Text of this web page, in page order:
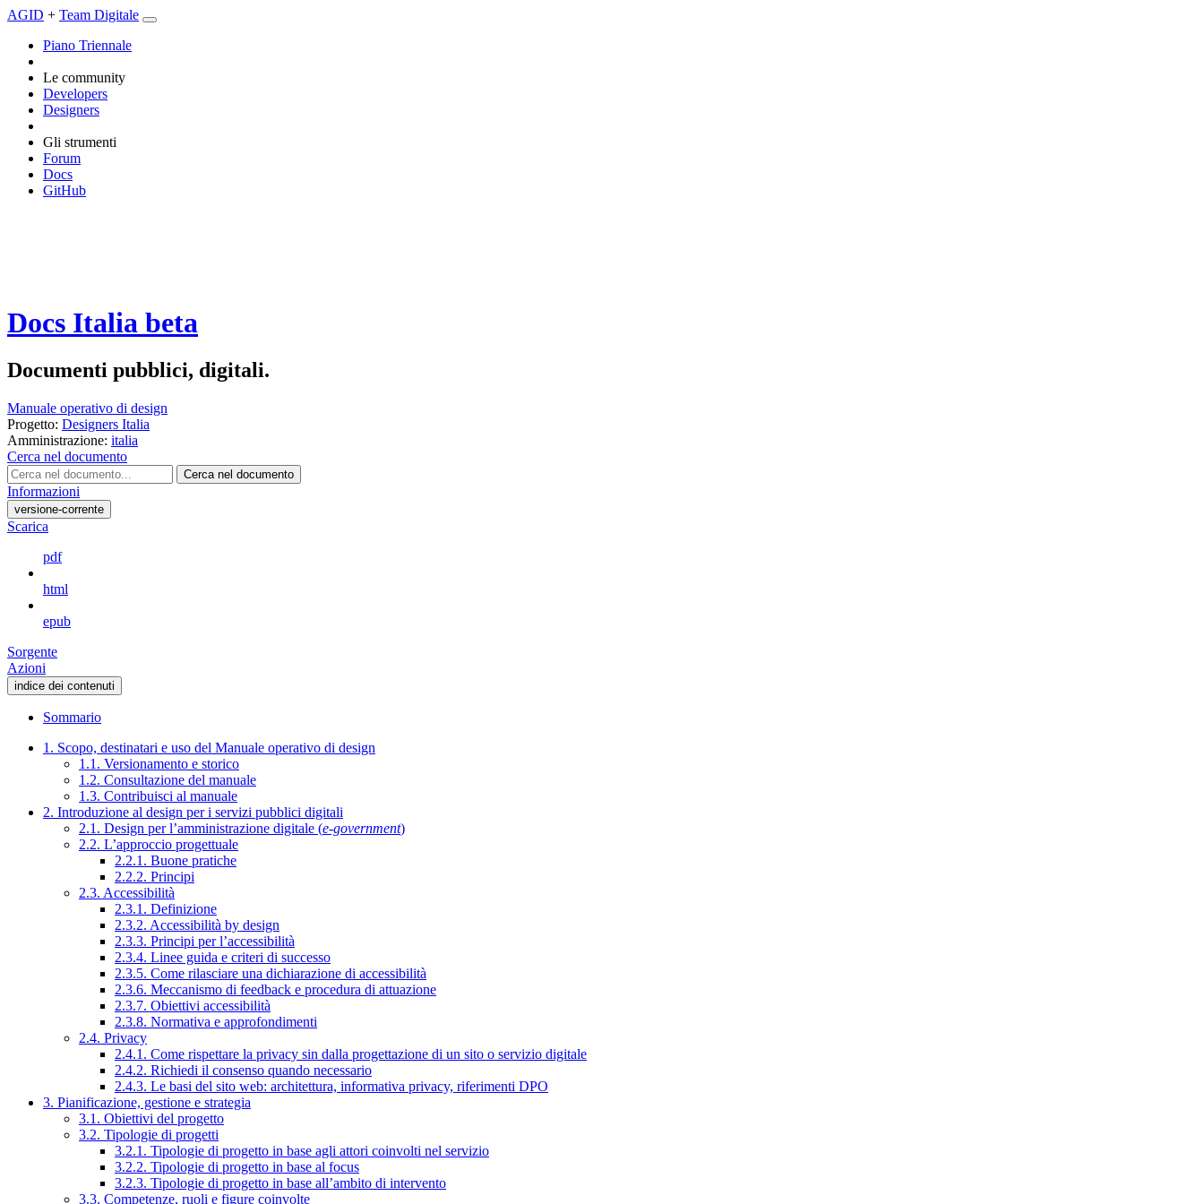
AGID + Team Digitale
Piano Triennale
Le community
Developers
Designers
Gli strumenti
Forum
Docs
GitHub
Docs Italia beta
Documenti pubblici, digitali.
Manuale operativo di design
Progetto: Designers Italia
Amministrazione: italia
Cerca nel documento
Cerca nel documento
Informazioni
versione-corrente
Scarica
pdf
html
epub
Sorgente
Azioni
indice dei contenuti
Sommario
1. Scopo, destinatari e uso del Manuale operativo di design
1.1. Versionamento e storico
1.2. Consultazione del manuale
1.3. Contribuisci al manuale
2. Introduzione al design per i servizi pubblici digitali
2.1. Design per l’amministrazione digitale (e-government)
2.2. L’approccio progettuale
2.2.1. Buone pratiche
2.2.2. Principi
2.3. Accessibilità
2.3.1. Definizione
2.3.2. Accessibilità by design
2.3.3. Principi per l’accessibilità
2.3.4. Linee guida e criteri di successo
2.3.5. Come rilasciare una dichiarazione di accessibilità
2.3.6. Meccanismo di feedback e procedura di attuazione
2.3.7. Obiettivi accessibilità
2.3.8. Normativa e approfondimenti
2.4. Privacy
2.4.1. Come rispettare la privacy sin dalla progettazione di un sito o servizio digitale
2.4.2. Richiedi il consenso quando necessario
2.4.3. Le basi del sito web: architettura, informativa privacy, riferimenti DPO
3. Pianificazione, gestione e strategia
3.1. Obiettivi del progetto
3.2. Tipologie di progetti
3.2.1. Tipologie di progetto in base agli attori coinvolti nel servizio
3.2.2. Tipologie di progetto in base al focus
3.2.3. Tipologie di progetto in base all’ambito di intervento
3.3. Competenze, ruoli e figure coinvolte